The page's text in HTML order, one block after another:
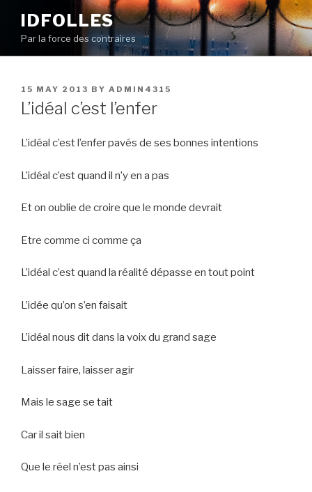
content
IDFOLLES
Par la force des contraires
POSTED
ON
15 MAY 2013 BY ADMIN4315
L’idéal c’est l’enfer
L’idéal c’est l’enfer pavés de ses bonnes intentions
L’idéal c’est quand il n’y en a pas
Et on oublie de croire que le monde devrait
Etre comme ci comme ça
L’idéal c’est quand la réalité dépasse en tout point
L’idée qu’on s’en faisait
L’idéal nous dit dans la voix du grand sage
Laisser faire, laisser agir
Mais le sage se tait
Car il sait bien
Que le réel n’est pas ainsi